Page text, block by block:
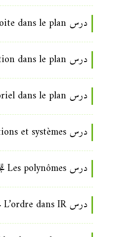
درس La droite dans le plan للجذع المشترك الدولي
درس La projection dans le plan للجذع المشترك الدولي
درس Calcul vectoriel dans le plan للجذع المشترك الدولي
درس Equations, inéquations et systèmes للجذع المشترك الدولي
درس Les polynômes للجذع المشترك الدولي
درس L’ordre dans IR للجذع المشترك الدولي